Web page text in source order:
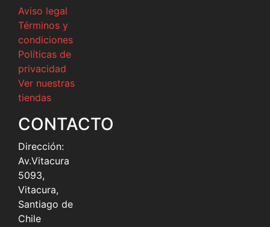
Aviso legal
Términos y
condiciones
Políticas de
privacidad
Ver nuestras
tiendas
CONTACTO
Dirección:
Av.Vitacura
5093,
Vitacura,
Santiago de
Chile